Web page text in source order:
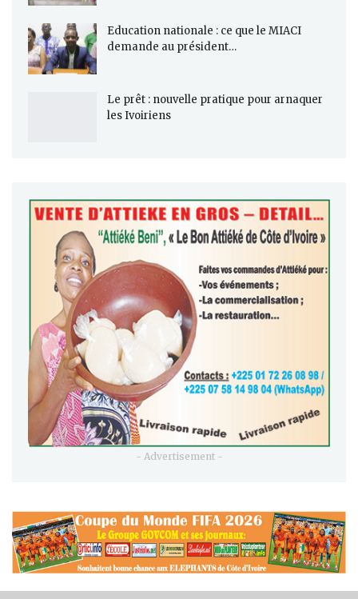
Education nationale : ce que le MIACI
demande au président…
Le prêt : nouvelle pratique pour arnaquer
les Ivoiriens
- Advertisement -